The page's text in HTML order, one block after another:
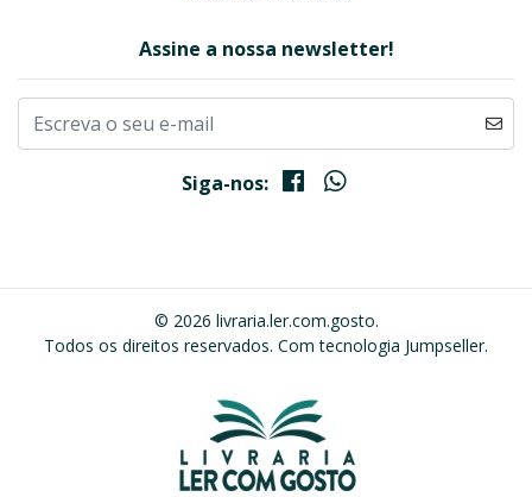
Assine a nossa newsletter!
Siga-nos:
© 2026 livraria.ler.com.gosto.
Todos os direitos reservados. Com tecnologia Jumpseller.